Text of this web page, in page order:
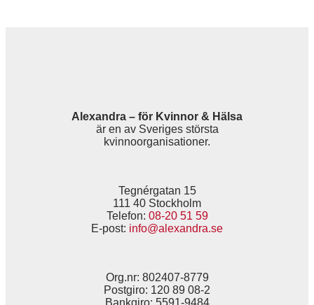
Alexandra – för Kvinnor & Hälsa
är en av Sveriges största
kvinnoorganisationer.
Tegnérgatan 15
111 40 Stockholm
Telefon: 08-20 51 59
E-post: info@alexandra.se
Org.nr: 802407-8779
Postgiro: 120 89 08-2
Bankgiro: 5591-9484